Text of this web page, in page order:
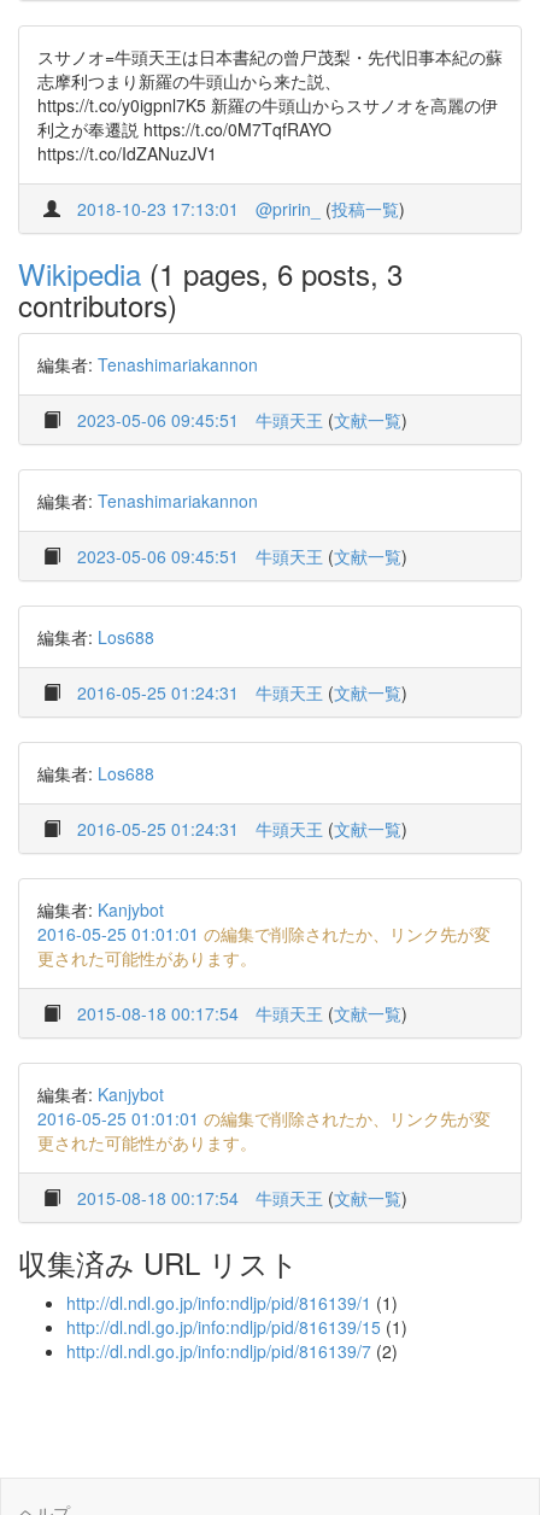
スサノオ=牛頭天王は日本書紀の曾尸茂梨・先代旧事本紀の蘇
志摩利つまり新羅の牛頭山から来た説、
https://t.co/y0igpnl7K5 新羅の牛頭山からスサノオを高麗の伊
利之が奉遷説 https://t.co/0M7TqfRAYO
https://t.co/IdZANuzJV1
2018-10-23 17:13:01 @pririn_ (投稿一覧)
Wikipedia (1 pages, 6 posts, 3
contributors)
編集者: Tenashimariakannon
2023-05-06 09:45:51 牛頭天王 (文献一覧)
編集者: Tenashimariakannon
2023-05-06 09:45:51 牛頭天王 (文献一覧)
編集者: Los688
2016-05-25 01:24:31 牛頭天王 (文献一覧)
編集者: Los688
2016-05-25 01:24:31 牛頭天王 (文献一覧)
編集者: Kanjybot
2016-05-25 01:01:01 の編集で削除されたか、リンク先が変
更された可能性があります。
2015-08-18 00:17:54 牛頭天王 (文献一覧)
編集者: Kanjybot
2016-05-25 01:01:01 の編集で削除されたか、リンク先が変
更された可能性があります。
2015-08-18 00:17:54 牛頭天王 (文献一覧)
収集済み URL リスト
http://dl.ndl.go.jp/info:ndljp/pid/816139/1 (1)
http://dl.ndl.go.jp/info:ndljp/pid/816139/15 (1)
http://dl.ndl.go.jp/info:ndljp/pid/816139/7 (2)